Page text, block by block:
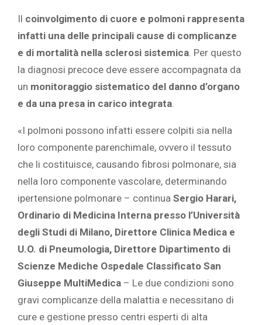
Il coinvolgimento di cuore e polmoni rappresenta
infatti una delle principali cause di complicanze
e di mortalità nella sclerosi sistemica. Per questo
la diagnosi precoce deve essere accompagnata da
un monitoraggio sistematico del danno d’organo
e da una presa in carico integrata.
«I polmoni possono infatti essere colpiti sia nella
loro componente parenchimale, ovvero il tessuto
che li costituisce, causando fibrosi polmonare, sia
nella loro componente vascolare, determinando
ipertensione polmonare – continua Sergio Harari,
Ordinario di Medicina Interna presso l’Università
degli Studi di Milano, Direttore Clinica Medica e
U.O. di Pneumologia, Direttore Dipartimento di
Scienze Mediche Ospedale Classificato San
Giuseppe MultiMedica – Le due condizioni sono
gravi complicanze della malattia e necessitano di
cure e gestione presso centri esperti di alta